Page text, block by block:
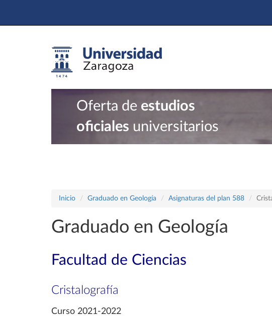
Oferta de estudios
oficiales universitarios
Inicio Graduado en Geología Asignaturas del plan 588
Graduado en Geología
Facultad de Ciencias
Cristalografía
Curso 2021-2022